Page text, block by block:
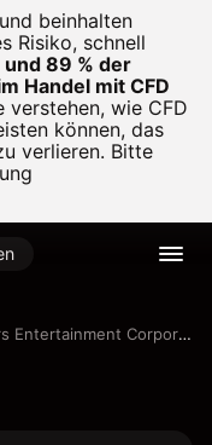
beinhalten
Risiko, schnell
89 % der
Handel mit CFD
verstehen, wie CFD
können, das
verlieren. Bitte
Entertainment Corporation